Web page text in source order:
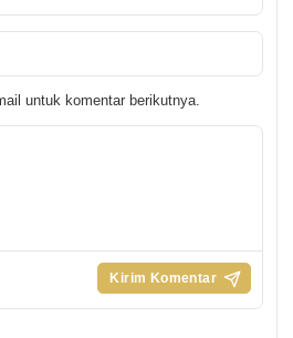
untuk komentar berikutnya.